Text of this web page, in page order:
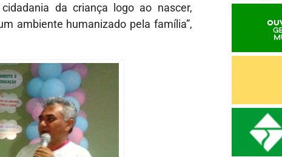
da criança logo ao nascer,
ambiente humanizado pela família”,